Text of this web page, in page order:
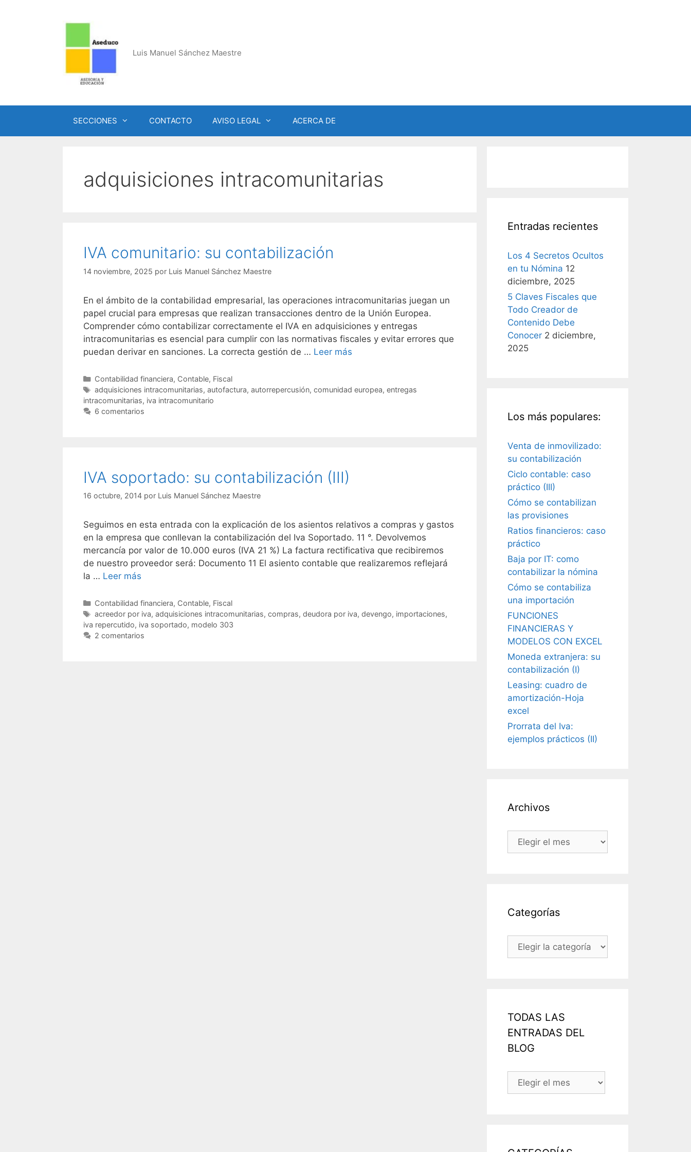
Luis Manuel Sánchez Maestre
SECCIONES CONTACTO AVISO LEGAL ACERCA DE
adquisiciones intracomunitarias
IVA comunitario: su contabilización
14 noviembre, 2025 por Luis Manuel Sánchez Maestre
En el ámbito de la contabilidad empresarial, las operaciones intracomunitarias juegan un
papel crucial para empresas que realizan transacciones dentro de la Unión Europea.
Comprender cómo contabilizar correctamente el IVA en adquisiciones y entregas
intracomunitarias es esencial para cumplir con las normativas fiscales y evitar errores que
puedan derivar en sanciones. La correcta gestión de … Leer más
Categorías
Contabilidad financiera, Contable, Fiscal
Etiquetas
adquisiciones intracomunitarias, autofactura, autorrepercusión, comunidad europea, entregas
intracomunitarias, iva intracomunitario
6 comentarios
IVA soportado: su contabilización (III)
16 octubre, 2014 por Luis Manuel Sánchez Maestre
Seguimos en esta entrada con la explicación de los asientos relativos a compras y gastos
en la empresa que conllevan la contabilización del Iva Soportado. 11 °. Devolvemos
mercancía por valor de 10.000 euros (IVA 21 %) La factura rectificativa que recibiremos
de nuestro proveedor será: Documento 11 El asiento contable que realizaremos reflejará
la … Leer más
Categorías
Contabilidad financiera, Contable, Fiscal
Etiquetas
acreedor por iva, adquisiciones intracomunitarias, compras, deudora por iva, devengo, importaciones,
iva repercutido, iva soportado, modelo 303
2 comentarios
Entradas recientes
Los 4 Secretos Ocultos
en tu Nómina 12
diciembre, 2025
5 Claves Fiscales que
Todo Creador de
Contenido Debe
Conocer 2 diciembre,
2025
Los más populares:
Venta de inmovilizado:
su contabilización
Ciclo contable: caso
práctico (III)
Cómo se contabilizan
las provisiones
Ratios financieros: caso
práctico
Baja por IT: como
contabilizar la nómina
Cómo se contabiliza
una importación
FUNCIONES
FINANCIERAS Y
MODELOS CON EXCEL
Moneda extranjera: su
contabilización (I)
Leasing: cuadro de
amortización-Hoja
excel
Prorrata del Iva:
ejemplos prácticos (II)
Archivos
Archivos
Categorías
Categorías
TODAS LAS
ENTRADAS DEL
BLOG
TODAS